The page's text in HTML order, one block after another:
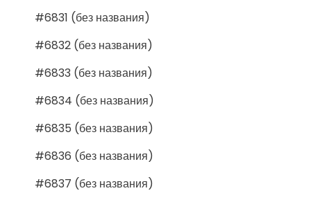
#6831 (без названия)
#6832 (без названия)
#6833 (без названия)
#6834 (без названия)
#6835 (без названия)
#6836 (без названия)
#6837 (без названия)